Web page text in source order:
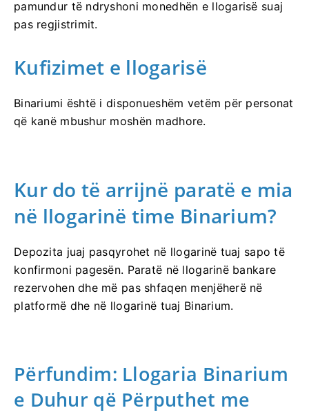
pamundur të ndryshoni monedhën e llogarisë suaj
pas regjistrimit.
Kufizimet e llogarisë
Binariumi është i disponueshëm vetëm për personat
që kanë mbushur moshën madhore.
Kur do të arrijnë paratë e mia
në llogarinë time Binarium?
Depozita juaj pasqyrohet në llogarinë tuaj sapo të
konfirmoni pagesën. Paratë në llogarinë bankare
rezervohen dhe më pas shfaqen menjëherë në
platformë dhe në llogarinë tuaj Binarium.
Përfundim: Llogaria Binarium
e Duhur që Përputhet me